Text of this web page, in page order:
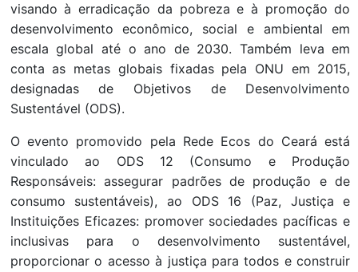
visando à erradicação da pobreza e à promoção do
desenvolvimento econômico, social e ambiental em
escala global até o ano de 2030. Também leva em
conta as metas globais fixadas pela ONU em 2015,
designadas de Objetivos de Desenvolvimento
Sustentável (ODS).
O evento promovido pela Rede Ecos do Ceará está
vinculado ao ODS 12 (Consumo e Produção
Responsáveis: assegurar padrões de produção e de
consumo sustentáveis), ao ODS 16 (Paz, Justiça e
Instituições Eficazes: promover sociedades pacíficas e
inclusivas para o desenvolvimento sustentável,
proporcionar o acesso à justiça para todos e construir